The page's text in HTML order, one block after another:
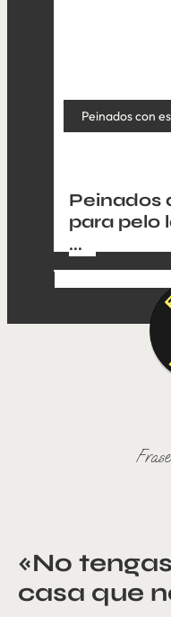
Peinados con
Peinados
para pelo
...
...
Coloración del
mechas
...
«No
casa que